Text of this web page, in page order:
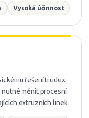
Vysoká účinnost
řešení trudex.
nutné měnit procesní
extruzních linek.